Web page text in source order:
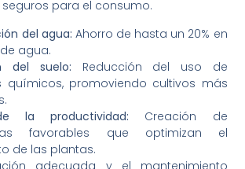
para el consumo.
del agua: Ahorro de hasta un 20% en
agua.
del suelo: Reducción del uso de
químicos, promoviendo cultivos más
la productividad: Creación de
favorables que optimizan el
de las plantas.
adecuada y el mantenimiento